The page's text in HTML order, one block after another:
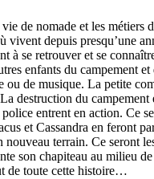
de nomade et les métiers
depuis presqu’une
à se retrouver et se
enfants du campement
de musique. La petite
destruction du campement
entrent en action. Ce
et Cassandra en feront
terrain. Ce seront
son chapiteau au milieu
de toute cette histoire…